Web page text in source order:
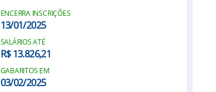
ENCERRA INSCRIÇÕES
13/01/2025
SALÁRIOS ATÉ
R$ 13.826,21
GABARITOS EM
03/02/2025